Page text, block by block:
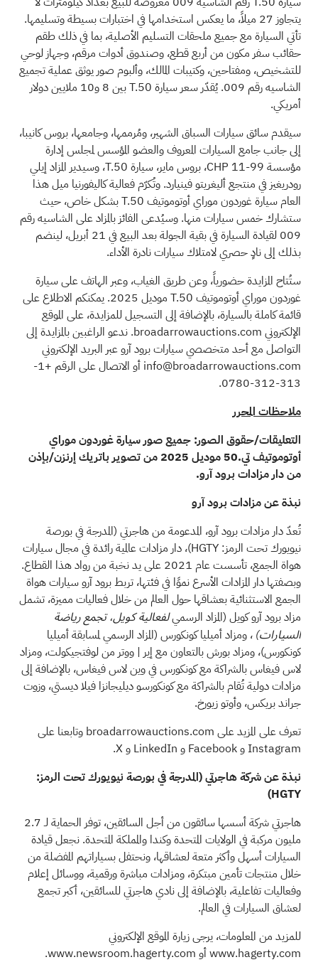
يتجاوز 27 ميلاً، ما يعكس استخدامها في اختبارات بسيطة وتسليمها.
تأتي السيارة مع جميع ملحقات التسليم الأصلية، بما في ذلك طقم
حقائب سفر مكون من أربع قطع، وصندوق أدوات مرقم، وجهاز لوحي
للتشخيص، ومفتاحين، وكتيبات المالك، وألبوم صور يوثق عملية تجميع
الشاسيه رقم 009. يُقدّر سعر سيارة T.50 بين 8 و10 ملايين دولار
أمريكي.
سيقدم سائق سيارات السباق الشهير، ومُرممها، وجامعها، بروس كانيبا،
إلى جانب جامع السيارات المعروف والعضو المؤسس لمجلس إدارة
مؤسسة CHP 11-99، بروس ماير، سيارة T.50، وسيدير المزاد إيلي
رودريغيز في منتجع أليغريتو فينيارد. وتُكرّم فعالية كاليفورنيا ميل هذا
العام سيارة غوردون موراي أوتوموتيف T.50 بشكل خاص، حيث
ستشارك خمس سيارات منها. وسيُدعى الفائز بالمزاد على الشاسيه رقم
009 لقيادة السيارة في بقية الجولة بعد البيع في 21 أبريل، لينضم
بذلك إلى نادٍ حصري لامتلاك سيارات نادرة الأداء.
ستُتاح المزايدة حضورياً، وعن طريق الغياب، وعبر الهاتف على سيارة
غوردون موراي أوتوموتيف T.50 موديل 2025. يمكنكم الاطلاع على
قائمة كاملة بالسيارة، بالإضافة إلى التسجيل للمزايدة، على الموقع
الإلكتروني broadarrowauctions.com. ندعو الراغبين بالمزايدة إلى
التواصل مع أحد متخصصي سيارات برود آرو عبر البريد الإلكتروني
info@broadarrowauctions.com
أو الاتصال على الرقم +1-
313-312-0780.
ملاحظات المحرر
التعليقات/حقوق الصور: جميع صور سيارة غوردون موراي
أوتوموتيف تي.50 موديل 2025 من تصوير باتريك إرنزن/بإذن
من دار مزادات برود آرو.
نبذة عن مزادات برود آرو
تُعدّ دار مزادات برود آرو، المدعومة من هاجرتي (المدرجة في بورصة
نيويورك تحت الرمز: HGTY)، دار مزادات عالمية رائدة في مجال سيارات
هواة الجمع، تأسست عام 2021 على يد نخبة من رواد هذا القطاع.
وبصفتها دار المزادات الأسرع نموًا في فئتها، تربط برود آرو سيارات هواة
الجمع الاستثنائية بعشاقها حول العالم من خلال فعاليات مميزة، تشمل
مزاد برود آرو كويل (المزاد الرسميلفعالية كويل، تجمع رياضة
السيارات) ، ومزاد أميليا كونكورس (المزاد الرسمي لمسابقة أميليا
كونكورس)، ومزاد بورش بالتعاون مع إير | ووتر من لوفتجيكولت، ومزاد
لاس فيغاس بالشراكة مع كونكورس في وين لاس فيغاس، بالإضافة إلى
مزادات دولية تُقام بالشراكة مع كونكورسو ديليجانزا فيلا ديستي، وزوت
جراند بريكس، وأوتو زيورخ.
تعرف على المزيد على broadarrowauctions.com وتابعنا على
Instagram وFacebook و LinkedIn وX.
نبذة عن شركة هاجرتي (المدرجة في بورصة نيويورك تحت الرمز:
HGTY)
هاجرتي شركة أسسها سائقون من أجل السائقين، توفر الحماية لـ 2.7
مليون مركبة في الولايات المتحدة وكندا والمملكة المتحدة. نجعل قيادة
السيارات أسهل وأكثر متعة لعشاقها، ونحتفل بسياراتهم المفضلة من
خلال منتجات تأمين مبتكرة، ومزادات مباشرة ورقمية، ووسائل إعلام
وفعاليات تفاعلية، بالإضافة إلى نادي هاجرتي للسائقين، أكبر تجمع
لعشاق السيارات في العالم.
للمزيد من المعلومات، يرجى زيارة الموقع الإلكتروني
www.hagerty.com أو www.newsroom.hagerty.com.